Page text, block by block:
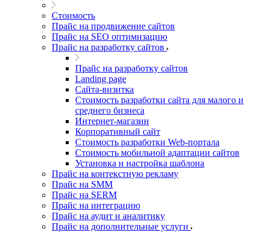
Стоимость
Прайс на продвижение сайтов
Прайс на SEO оптимизацию
Прайс на разработку сайтов
Прайс на разработку сайтов
Landing page
Cайта-визитка
Стоимость разработки сайта для малого и
среднего бизнеса
Интернет-магазин
Корпоративный сайт
Стоимость разработки Web-портала
Стоимость мобильной адаптации сайтов
Установка и настройка шаблона
Прайс на контекстную рекламу
Прайс на SMM
Прайс на SERM
Прайс на интеграцию
Прайс на аудит и аналитику
Прайс на дополнительные услуги